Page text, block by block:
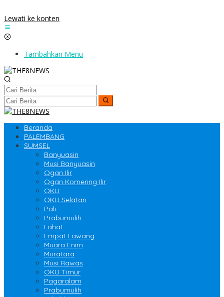
Lewati ke konten
Tambahkan Menu
Beranda
PALEMBANG
SUMSEL
Banyuasin
Musi Banyuasin
Ogan Ilir
Ogan Komering Ilir
OKU
OKU Selatan
Pali
Prabumulih
Lahat
Empat Lawang
Muara Enim
Muratara
Musi Rawas
OKU Timur
Pagaralam
Prabumulih